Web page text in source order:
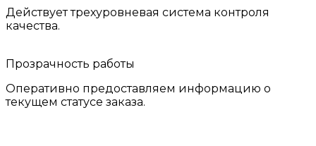
Действует трехуровневая система контроля
качества.
Прозрачность работы
Оперативно предоставляем информацию о
текущем статусе заказа.